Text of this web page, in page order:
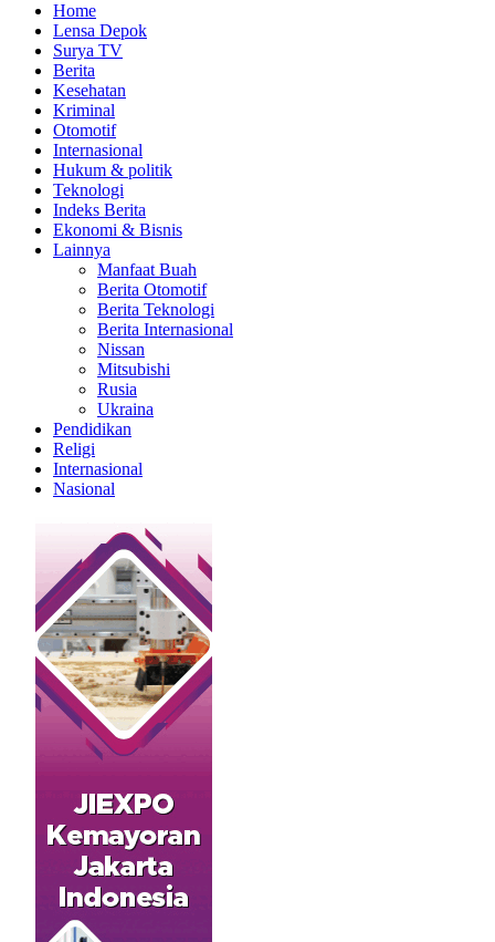
Home
Lensa Depok
Surya TV
Berita
Kesehatan
Kriminal
Otomotif
Internasional
Hukum & politik
Teknologi
Indeks Berita
Ekonomi & Bisnis
Lainnya
Manfaat Buah
Berita Otomotif
Berita Teknologi
Berita Internasional
Nissan
Mitsubishi
Rusia
Ukraina
Pendidikan
Religi
Internasional
Nasional